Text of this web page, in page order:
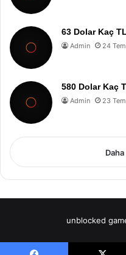
63 Dolar Kaç
Admin 24
580 Dolar Kaç
Admin 23
unblocked